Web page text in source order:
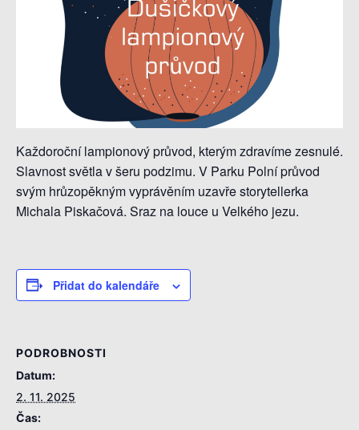
Každoroční lampionový průvod, kterým zdravíme zesnulé.
Slavnost světla v šeru podzimu. V Parku Polní průvod
svým hrůzopěkným vyprávěním uzavře storytellerka
Michala Piskačová. Sraz na louce u Velkého jezu.
Přidat do kalendáře
PODROBNOSTI
Datum:
2. 11. 2025
Čas: